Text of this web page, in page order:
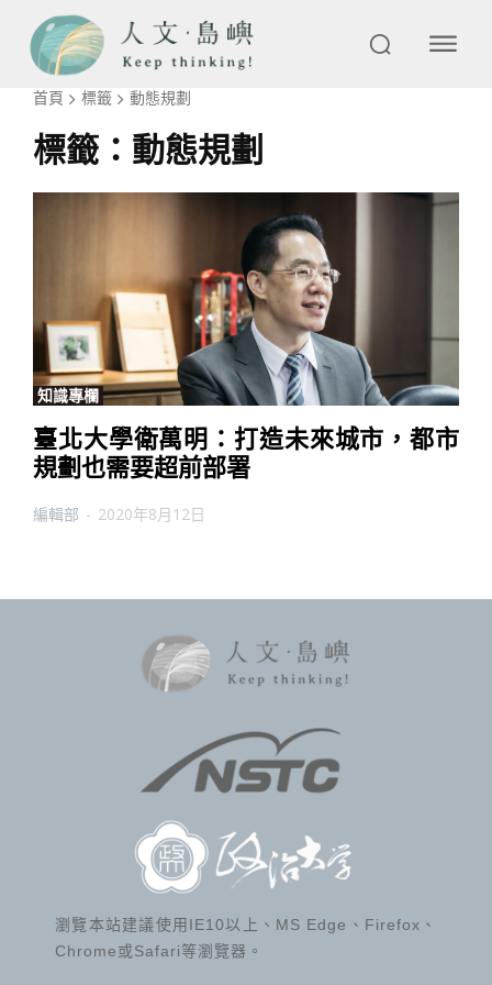
首頁 標籤 動態規劃
標籤： 動態規劃
知識專欄
臺北大學衛萬明：打造未來城市，都市
規劃也需要超前部署
編輯部 - 2020年8月12日
瀏覽本站建議使用IE10以上、MS Edge、Firefox、
Chrome或Safari等瀏覽器。